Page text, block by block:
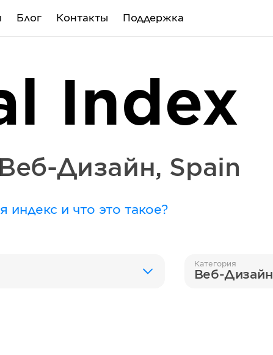
Блог Контакты Поддержка
Index
Веб-Дизайн, Spain
индекс и что это такое?
Категория
Веб-Дизайн